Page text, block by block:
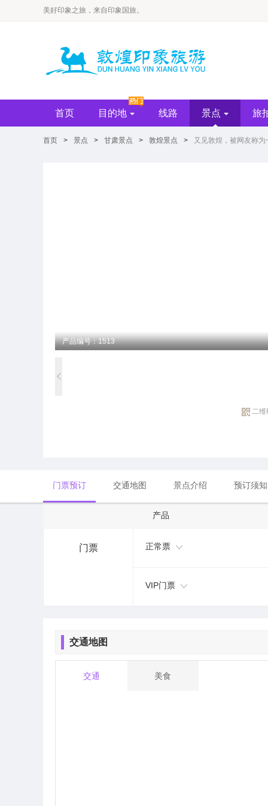
​美好印象之旅，来自印象国旅。
首页 目的地 线路 景点 旅
首页 > 景点 > 甘肃景点 > 敦煌景点 > 又见敦煌，被网友称
产品编号：1513
二维
门票预订 交通地图 景点介绍 预订须知
产品
门票 正常票
VIP门票
交通地图
交通 美食